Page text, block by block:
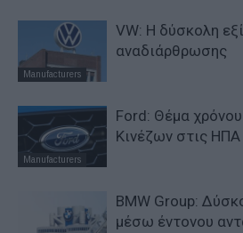
Manufacturers
VW: Η δύσκολη
αναδιάρθρωσης
Manufacturers
Ford: Θέμα
Κινέζων στις ΗΠΑ
BMW Group:
μέσω έντονου